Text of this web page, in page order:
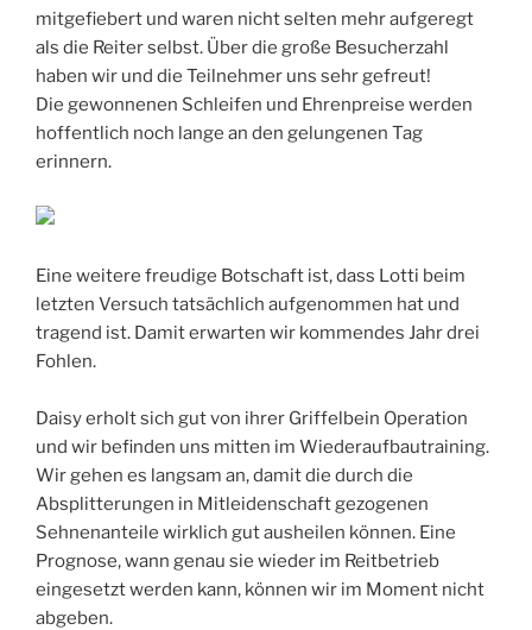
mitgefiebert und waren nicht selten mehr aufgeregt
als die Reiter selbst. Über die große Besucherzahl
haben wir und die Teilnehmer uns sehr gefreut!
Die gewonnenen Schleifen und Ehrenpreise werden
hoffentlich noch lange an den gelungenen Tag
erinnern.
Eine weitere freudige Botschaft ist, dass Lotti beim
letzten Versuch tatsächlich aufgenommen hat und
tragend ist. Damit erwarten wir kommendes Jahr drei
Fohlen.
Daisy erholt sich gut von ihrer Griffelbein Operation
und wir befinden uns mitten im Wiederaufbautraining.
Wir gehen es langsam an, damit die durch die
Absplitterungen in Mitleidenschaft gezogenen
Sehnenanteile wirklich gut ausheilen können. Eine
Prognose, wann genau sie wieder im Reitbetrieb
eingesetzt werden kann, können wir im Moment nicht
abgeben.